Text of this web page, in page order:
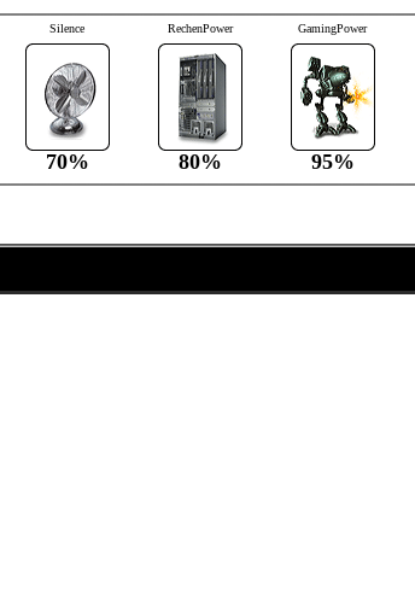
Silence
70%
RechenPower
80%
GamingPower
95%